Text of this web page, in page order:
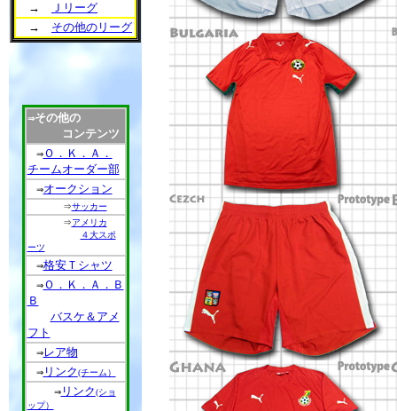
→
Ｊリーグ
→ その他のリーグ
⇒その他の
コンテンツ
⇒Ｏ．Ｋ．Ａ．
チームオーダー部
⇒オークション
⇒サッカー
⇒アメリカ
４大スポ
ーツ
⇒格安Ｔシャツ
⇒Ｏ．Ｋ．Ａ．Ｂ
Ｂ
バスケ＆アメ
フト
⇒レア物
⇒リンク(チーム）
⇒リンク(ショ
ップ）